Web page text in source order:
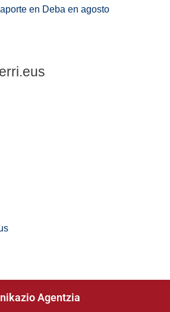
en Deba en agosto
Agentzia